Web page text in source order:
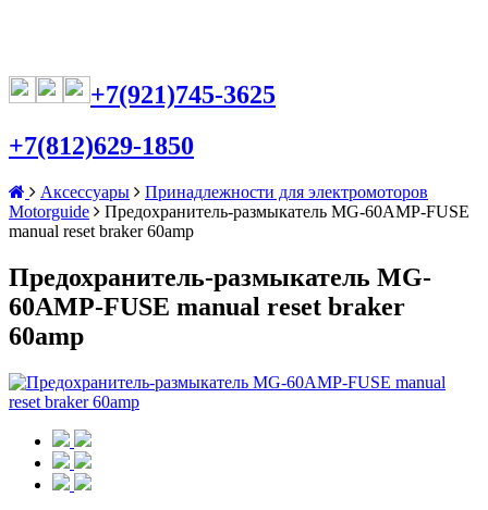
+7(921)745-3625
+7(812)629-1850
Аксессуары
Принадлежности для электромоторов
Motorguide
Предохранитель-размыкатель MG-60AMP-FUSE
manual reset braker 60amp
Предохранитель-размыкатель MG-
60AMP-FUSE manual reset braker
60amp